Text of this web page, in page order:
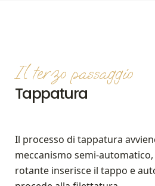
Il terzo passaggio
Tappatura
Il processo di tappatura
meccanismo semi-
rotante inserisce il tappo e